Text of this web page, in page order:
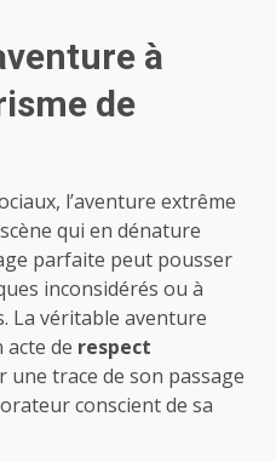
à
de
l’aventure extrême
qui en dénature
parfaite peut pousser
inconsidérés ou à
La véritable aventure
de respect
une trace de son passage
conscient de sa